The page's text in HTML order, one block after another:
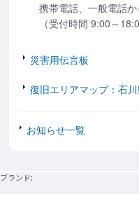
携帯電話、一般電話か
（受付時間 9:00～
災害用伝言板
復旧エリアマップ：石
お知らせ一覧
ブランド